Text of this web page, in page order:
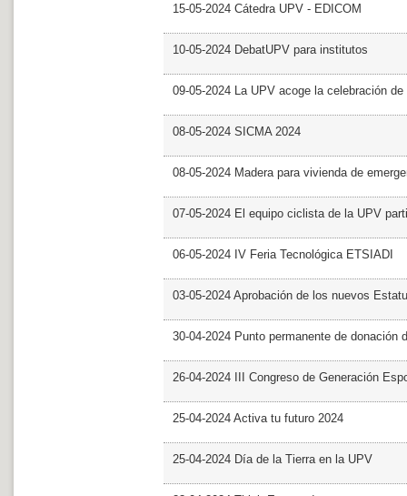
15-05-2024 Cátedra UPV - EDICOM
10-05-2024 DebatUPV para institutos
09-05-2024 La UPV acoge la celebración
08-05-2024 SICMA 2024
08-05-2024 Madera para vivienda de
07-05-2024 El equipo ciclista de la UPV
06-05-2024 IV Feria Tecnológica ETSIADI
03-05-2024 Aprobación de los nuevos
30-04-2024 Punto permanente de donación
26-04-2024 III Congreso de Generación
25-04-2024 Activa tu futuro 2024
25-04-2024 Día de la Tierra en la UPV